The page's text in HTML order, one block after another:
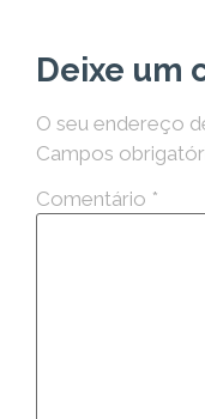
Deixe um
O seu endereço
Campos
Comentário *